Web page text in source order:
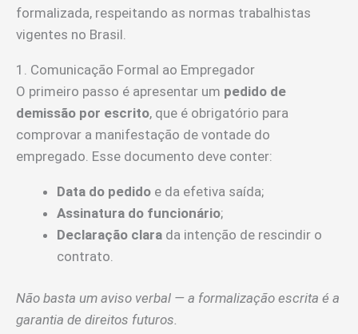
formalizada, respeitando as normas trabalhistas
vigentes no Brasil.
1. Comunicação Formal ao Empregador
O primeiro passo é apresentar um pedido de
demissão por escrito, que é obrigatório para
comprovar a manifestação de vontade do
empregado. Esse documento deve conter:
Data do pedido e da efetiva saída;
Assinatura do funcionário;
Declaração clara da intenção de rescindir o
contrato.
Não basta um aviso verbal — a formalização escrita é a
garantia de direitos futuros.